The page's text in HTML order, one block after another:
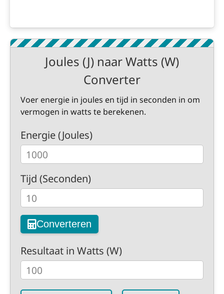
Joules (J) naar Watts (W)
Converter
Voer energie in joules en tijd in seconden in om
vermogen in watts te berekenen.
Energie (Joules)
Tijd (Seconden)
Converteren
Resultaat in Watts (W)